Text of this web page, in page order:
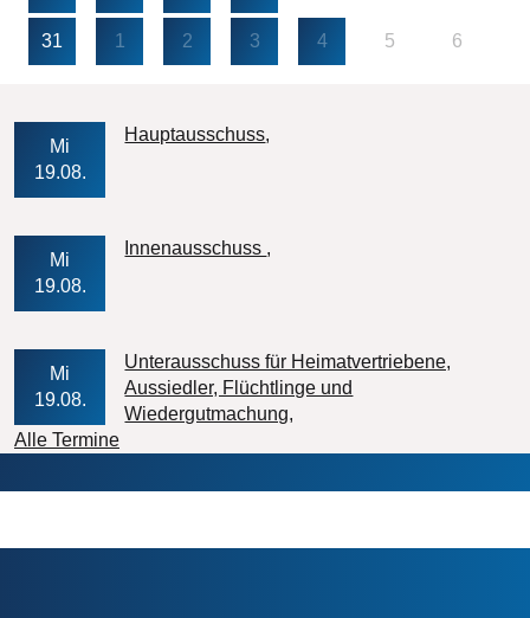
31 1 2 3 4 5 6
Mi
19.08.
Hauptausschuss
Mi
19.08.
Innenausschuss
Mi
19.08.
Unterausschuss für Heimatvertriebene,
Aussiedler, Flüchtlinge und
Wiedergutmachung
Alle Termine